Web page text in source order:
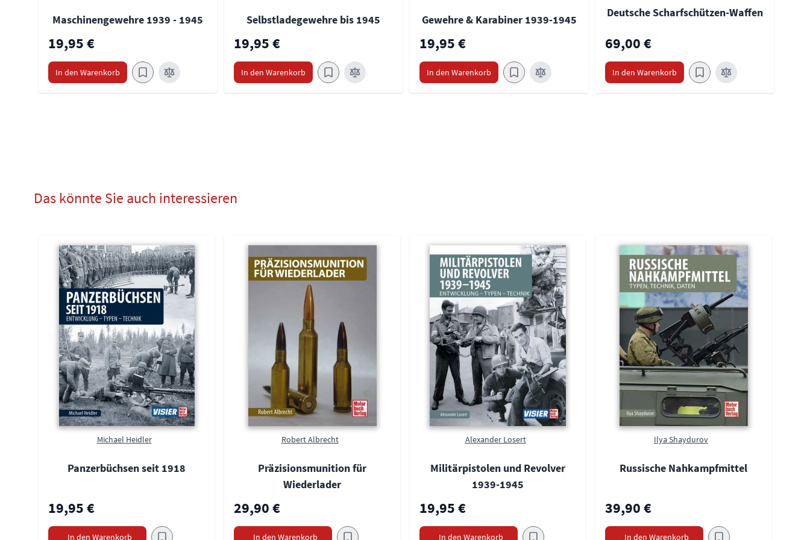
Maschinengewehre 1939 - 1945
19,95 €
In den Warenkorb
Selbstladegewehre bis 1945
19,95 €
In den Warenkorb
Gewehre & Karabiner 1939-1945
19,95 €
In den Warenkorb
Deutsche Scharfschützen-Waffen
69,00 €
In den Warenkorb
Das könnte Sie auch interessieren
Michael Heidler
Panzerbüchsen seit 1918
19,95 €
In den Warenkorb
Robert Albrecht
Präzisionsmunition für
Wiederlader
29,90 €
In den Warenkorb
Alexander Losert
Militärpistolen und Revolver
1939-1945
19,95 €
In den Warenkorb
Ilya Shaydurov
Russische Nahkampfmittel
39,90 €
In den Warenkorb